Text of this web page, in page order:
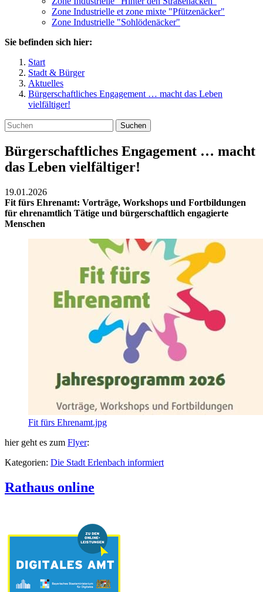
Zone Industrielle et zone mixte "Pfützenäcker"
Zone Industrielle "Sohlödenäcker"
Sie befinden sich hier:
Start
Stadt & Bürger
Aktuelles
Bürgerschaftliches Engagement … macht das Leben
vielfältiger!
Suchen
Bürgerschaftliches Engagement … macht
das Leben vielfältiger!
19.01.2026
Fit fürs Ehrenamt: Vorträge, Workshops und Fortbildungen
für ehrenamtlich Tätige und bürgerschaftlich engagierte
Menschen
Fit fürs Ehrenamt.jpg
hier geht es zum Flyer:
Kategorien: Die Stadt Erlenbach informiert
Rathaus online